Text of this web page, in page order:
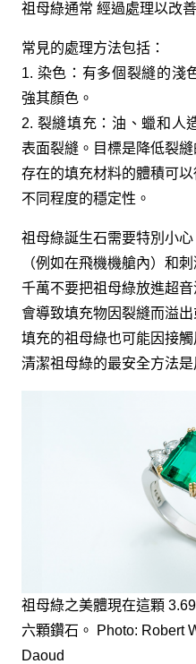
祖母綠通常 經過處理以改
常見的處理方法包括：
1. 染色：有多個裂縫的淺
強其顏色。
2. 裂縫填充：油、蠟和人
表面裂縫。目標是降低裂
存在的填充材料的體積可
不同程度的穩定性。
祖母綠誕生石需要特別小
（例如在飛機機艙內）和
千萬不要把祖母綠放進超
會導致填充物因裂縫而溢出
填充的祖母綠也可能因接
清潔祖母綠的最安全方法
祖母綠之美體現在這顆
六顆鑽石。 Photo: Robert
Daoud